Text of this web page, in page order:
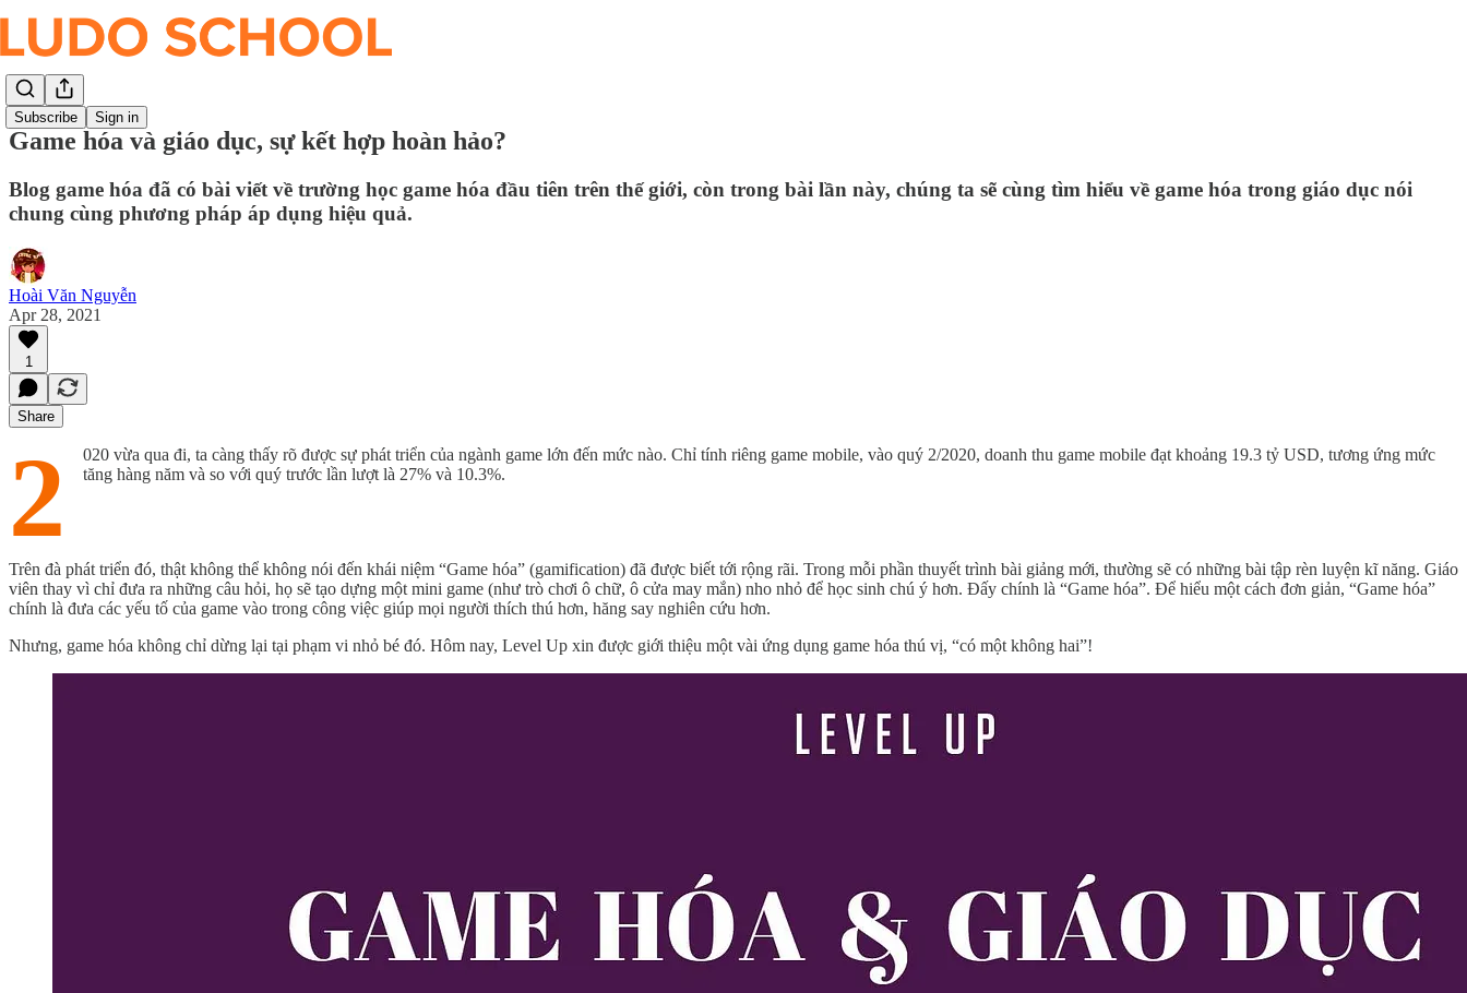
Subscribe Sign in
Game hóa và giáo dục, sự kết hợp hoàn hảo?
Blog game hóa đã có bài viết về trường học game hóa đầu tiên trên thế giới, còn trong bài lần này, chúng ta sẽ cùng tìm hiểu về game hóa trong giáo dục nói
chung cùng phương pháp áp dụng hiệu quả.
Hoài Văn Nguyễn
Apr 28, 2021
1
Share
2
020 vừa qua đi, ta càng thấy rõ được sự phát triển của ngành game lớn đến mức nào. Chỉ tính riêng game mobile, vào quý 2/2020, doanh thu game mobile đạt khoảng 19.3 tỷ USD, tương ứng mức
tăng hàng năm và so với quý trước lần lượt là 27% và 10.3%.
Trên đà phát triển đó, thật không thể không nói đến khái niệm “Game hóa” (gamification) đã được biết tới rộng rãi. Trong mỗi phần thuyết trình bài giảng mới, thường sẽ có những bài tập rèn luyện kĩ năng. Giáo
viên thay vì chỉ đưa ra những câu hỏi, họ sẽ tạo dựng một mini game (như trò chơi ô chữ, ô cửa may mắn) nho nhỏ để học sinh chú ý hơn. Đấy chính là “Game hóa”. Để hiểu một cách đơn giản, “Game hóa”
chính là đưa các yếu tố của game vào trong công việc giúp mọi người thích thú hơn, hăng say nghiên cứu hơn.
Nhưng, game hóa không chỉ dừng lại tại phạm vi nhỏ bé đó. Hôm nay, Level Up xin được giới thiệu một vài ứng dụng game hóa thú vị, “có một không hai”!